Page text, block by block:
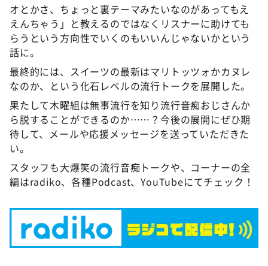
オとかさ、ちょっと裏テーマみたいなのがあってもえ
えんちゃう」と教えるのではなくリスナーに助けても
らうという方向性でいくのもいいんじゃないかという
話に。
最終的には、スイーツの最新はマリトッツォかカヌレ
なのか、という化石レベルの流行トークを展開した。
果たして木曜組は無事流行を知り流行音痴おじさんか
ら脱することができるのか……？今後の展開にぜひ期
待して、メールや応援メッセージを送っていただきた
い。
スタッフも大爆笑の流行音痴トークや、コーナーの全
編はradiko、各種Podcast、YouTubeにてチェック！